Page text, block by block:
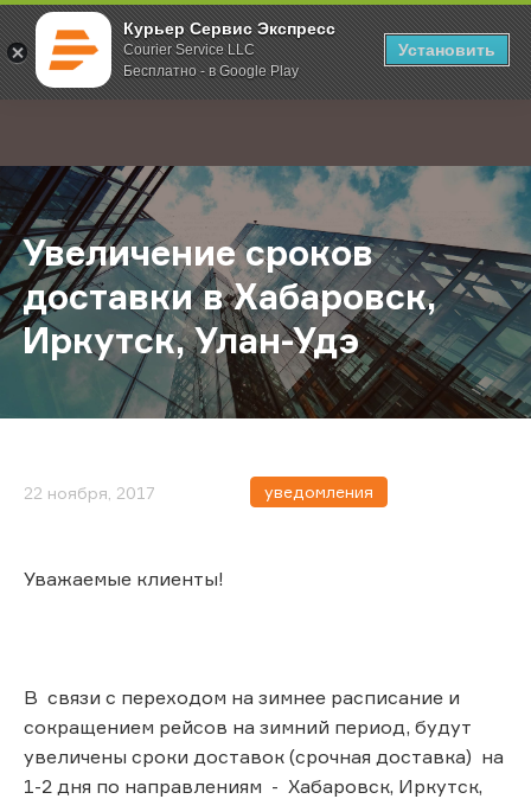
Курьер Сервис Экспресс
Courier Service LLC
Бесплатно - в Google Play
Установить
; Главная О компании Новости Увеличение сроков доставки в
Увеличение сроков
доставки в Хабаровск,
Иркутск, Улан-Удэ
22 ноября, 2017 уведомления
Уважаемые клиенты!
В связи с переходом на зимнее расписание и
сокращением рейсов на зимний период, будут
увеличены сроки доставок (срочная доставка) на
1-2 дня по направлениям - Хабаровск, Иркутск,